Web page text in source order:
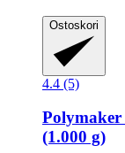
Ostoskori
4.4 (5)
Polymaker
(1.000 g)